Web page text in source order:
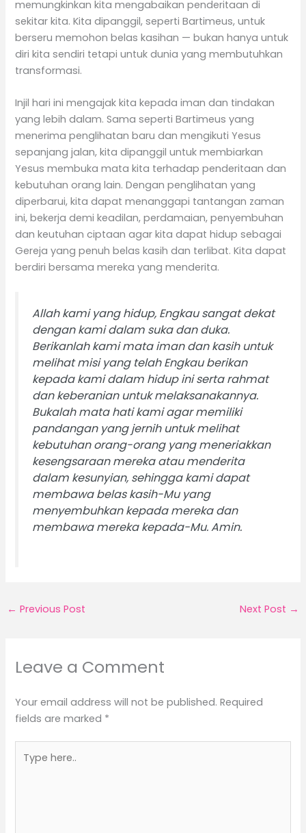
memungkinkan kita mengabaikan penderitaan di
sekitar kita. Kita dipanggil, seperti Bartimeus, untuk
berseru memohon belas kasihan — bukan hanya untuk
diri kita sendiri tetapi untuk dunia yang membutuhkan
transformasi.
Injil hari ini mengajak kita kepada iman dan tindakan
yang lebih dalam. Sama seperti Bartimeus yang
menerima penglihatan baru dan mengikuti Yesus
sepanjang jalan, kita dipanggil untuk membiarkan
Yesus membuka mata kita terhadap penderitaan dan
kebutuhan orang lain. Dengan penglihatan yang
diperbarui, kita dapat menanggapi tantangan zaman
ini, bekerja demi keadilan, perdamaian, penyembuhan
dan keutuhan ciptaan agar kita dapat hidup sebagai
Gereja yang penuh belas kasih dan terlibat. Kita dapat
berdiri bersama mereka yang menderita.
Allah kami yang hidup, Engkau sangat dekat
dengan kami dalam suka dan duka.
Berikanlah kami mata iman dan kasih untuk
melihat misi yang telah Engkau berikan
kepada kami dalam hidup ini serta rahmat
dan keberanian untuk melaksanakannya.
Bukalah mata hati kami agar memiliki
pandangan yang jernih untuk melihat
kebutuhan orang-orang yang meneriakkan
kesengsaraan mereka atau menderita
dalam kesunyian, sehingga kami dapat
membawa belas kasih-Mu yang
menyembuhkan kepada mereka dan
membawa mereka kepada-Mu. Amin.
← Previous Post Next Post →
Leave a Comment
Your email address will not be published. Required
fields are marked *
here..